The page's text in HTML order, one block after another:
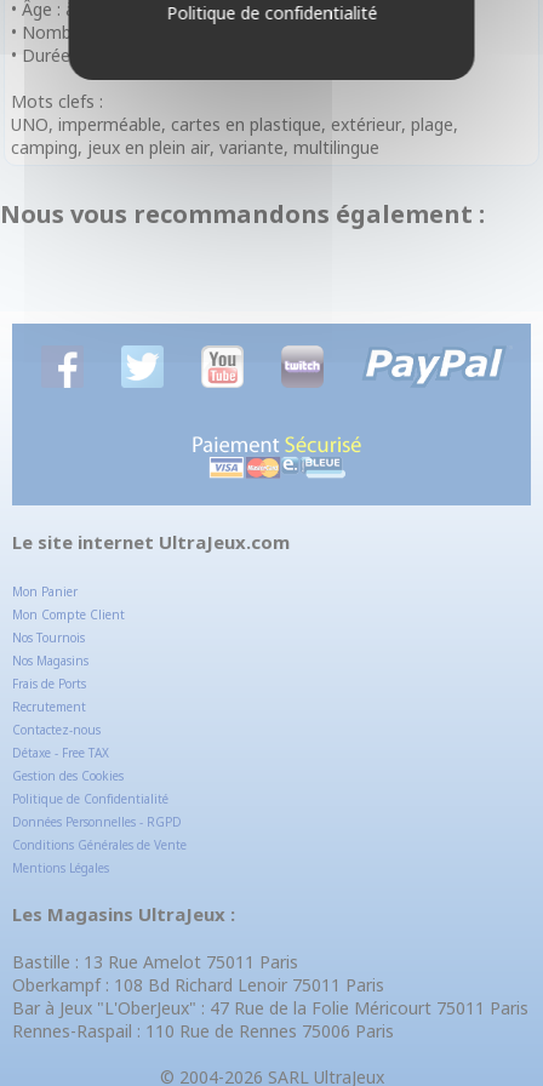
• Âge : à partir de 7 ans
• Nombre de Joueurs : de 2 à 10 Joueurs
• Durée de Partie : 30 minutes
Mots clefs :
UNO, imperméable, cartes en plastique, extérieur, plage,
camping, jeux en plein air, variante, multilingue
Nous vous recommandons également :
Le site internet UltraJeux.com
Mon Panier
Mon Compte Client
Nos Tournois
Nos Magasins
Frais de Ports
Recrutement
Contactez-nous
Détaxe - Free TAX
Gestion des Cookies
Politique de Confidentialité
Données Personnelles - RGPD
Conditions Générales de Vente
Mentions Légales
Les Magasins UltraJeux :
Bastille : 13 Rue Amelot 75011 Paris
Oberkampf : 108 Bd Richard Lenoir 75011 Paris
Bar à Jeux "L'OberJeux" : 47 Rue de la Folie Méricourt 75011 Paris
Rennes-Raspail : 110 Rue de Rennes 75006 Paris
© 2004-2026 SARL UltraJeux
Politique de confidentialité